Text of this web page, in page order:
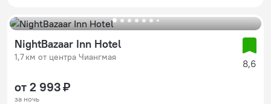
NightBazaar Inn Hotel
1,7 км от центра Чиангмая
8,6
от 2 993 ₽
за ночь